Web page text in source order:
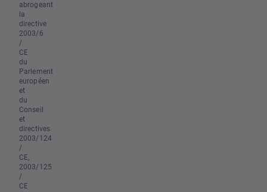
abrogeant
la
directive
2003/6
/
CE
du
Parlement
européen
et
du
Conseil
et
directives
2003/124
/
CE,
2003/125
/
CE